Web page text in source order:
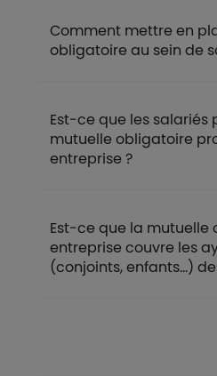
Comment mettre en
obligatoire au sein de
Est-ce que les salariés
mutuelle obligatoire
entreprise ?
Est-ce que la mutuelle
entreprise couvre les
(conjoints, enfants...)